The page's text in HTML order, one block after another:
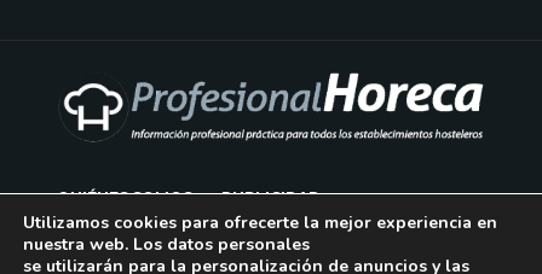
QUIÉNES SOMOS PUBLICIDAD
AVISO LEGAL
Utilizamos cookies para ofrecerte la mejor experiencia en
nuestra web. Los datos personales
se utilizarán para la personalización de anuncios y las